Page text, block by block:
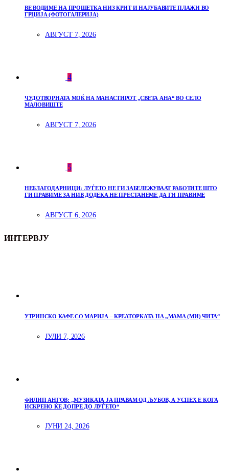
ВЕ ВОДИМЕ НА ПРОШЕТКА НИЗ КРИТ И НАЈУБАВИТЕ ПЛАЖИ ВО
ГРЦИЈА (ФОТОГАЛЕРИЈА)
АВГУСТ 7, 2026
4
ЧУДОТВОРНАТА МОЌ НА МАНАСТИРОТ „СВЕТА АНА“ ВО СЕЛО
МАЛОВИШТЕ
АВГУСТ 7, 2026
5
НЕБЛАГОДАРНИЦИ: ЛУЃЕТО НЕ ГИ ЗАБЕЛЕЖУВААТ РАБОТИТЕ ШТО
ГИ ПРАВИМЕ ЗА НИВ ДОДЕКА НЕ ПРЕСТАНЕМЕ ДА ГИ ПРАВИМЕ
АВГУСТ 6, 2026
ИНТЕРВЈУ
УТРИНСКО КАФЕ СО МАРИЈА – КРЕАТОРКАТА НА „МАМА (МИ) ЧИТА“
ЈУЛИ 7, 2026
ФИЛИП АНГОВ: „МУЗИКАТА ЈА ПРАВАМ ОД ЉУБОВ, А УСПЕХ Е КОГА
ИСКРЕНО ЌЕ ДОПРЕ ДО ЛУЃЕТО“
ЈУНИ 24, 2026